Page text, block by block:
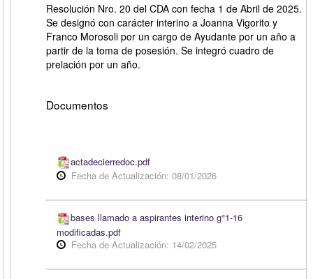
Resolución Nro. 20 del CDA con fecha 1 de Abril de 2025.
Se designó con carácter interino a Joanna Vigorito y
Franco Morosoli por un cargo de Ayudante por un año a
partir de la toma de posesión. Se integró cuadro de
prelación por un año.
Documentos
actadecierredoc.pdf
Fecha de Actualización: 08/01/2026
bases llamado a aspirantes interino g°1-16
modificadas.pdf
Fecha de Actualización: 14/02/2025